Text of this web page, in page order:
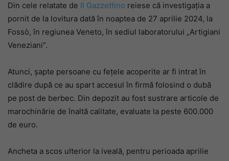
Din cele relatate de Il Gazzettino reiese că investigația a
pornit de la lovitura dată în noaptea de 27 aprilie 2024, la
Fossò, în regiunea Veneto, în sediul laboratorului „Artigiani
Veneziani”.
Atunci, șapte persoane cu fețele acoperite ar fi intrat în
clădire după ce au spart accesul în firmă folosind o dubă
pe post de berbec. Din depozit au fost sustrare articole de
marochinărie de înaltă calitate, evaluate la peste 600.000
de euro.
Ancheta a scos ulterior la iveală, pentru perioada aprilie